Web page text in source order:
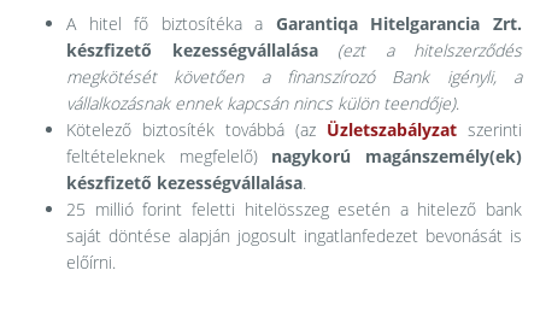
A hitel fő biztosítéka a Garantiqa Hitelgarancia Zrt.
készfizető kezességvállalása
(ezt a hitelszerződés
megkötését követően a finanszírozó Bank igényli, a
vállalkozásnak ennek kapcsán nincs külön teendője).
Kötelező biztosíték továbbá (az Üzletszabályzat szerinti
feltételeknek megfelelő) nagykorú magánszemély(ek)
készfizető kezességvállalása.
25 millió forint feletti hitelösszeg esetén a hitelező bank
saját döntése alapján jogosult ingatlanfedezet bevonását is
előírni.